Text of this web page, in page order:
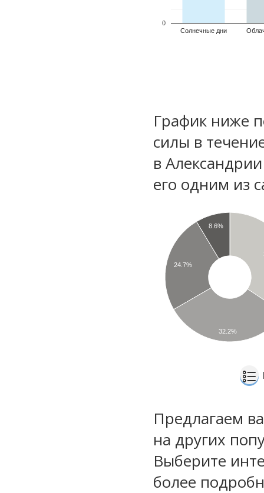
Солнечные дни
0
График ниже
силы в
в
его одним из
8.6%
24.7%
32.2%
Предлагаем
на других
Выберите
более